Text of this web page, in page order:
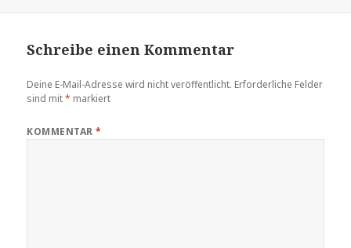
Schreibe einen Kommentar
Deine E-Mail-Adresse wird nicht veröffentlicht. Erforderliche Felder
sind mit* markiert
KOMMENTAR*